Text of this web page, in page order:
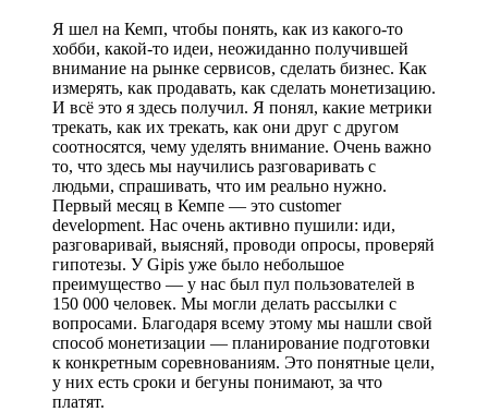
Я шел на Кемп, чтобы понять, как из какого-то
хобби, какой-то идеи, неожиданно получившей
внимание на рынке сервисов, сделать бизнес. Как
измерять, как продавать, как сделать монетизацию.
И всё это я здесь получил. Я понял, какие метрики
трекать, как их трекать, как они друг с другом
соотносятся, чему уделять внимание. Очень важно
то, что здесь мы научились разговаривать с
людьми, спрашивать, что им реально нужно.
Первый месяц в Кемпе — это customer
development. Нас очень активно пушили: иди,
разговаривай, выясняй, проводи опросы, проверяй
гипотезы. У Gipis уже было небольшое
преимущество — у нас был пул пользователей в
150 000 человек. Мы могли делать рассылки с
вопросами. Благодаря всему этому мы нашли свой
способ монетизации — планирование подготовки
к конкретным соревнованиям. Это понятные цели,
у них есть сроки и бегуны понимают, за что
платят.